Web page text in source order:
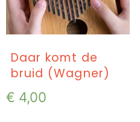
Daar komt de
bruid (Wagner)
€ 4,00